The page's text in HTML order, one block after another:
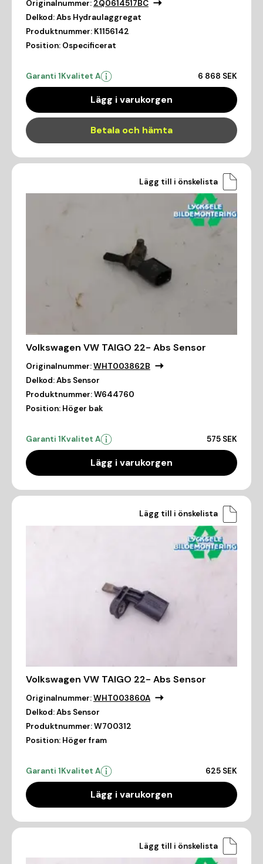
Originalnummer: 2Q0614517BC
Delkod:Abs Hydraulaggregat
Produktnummer: K1156142
Position: Ospecificerat
Garanti 1Kvalitet A 6 868 SEK
Lägg i varukorgen
Betala och hämta
Lägg till i önskelista
Volkswagen VW TAIGO 22- Abs Sensor
Originalnummer:WHT003862B
Delkod:Abs Sensor
Produktnummer:W644760
Position: Höger bak
Garanti 1Kvalitet A 575 SEK
Lägg i varukorgen
Lägg till i önskelista
Volkswagen VW TAIGO 22- Abs Sensor
Originalnummer:WHT003860A
Delkod:Abs Sensor
Produktnummer:W700312
Position: Höger fram
Garanti 1Kvalitet A 625 SEK
Lägg i varukorgen
Lägg till i önskelista